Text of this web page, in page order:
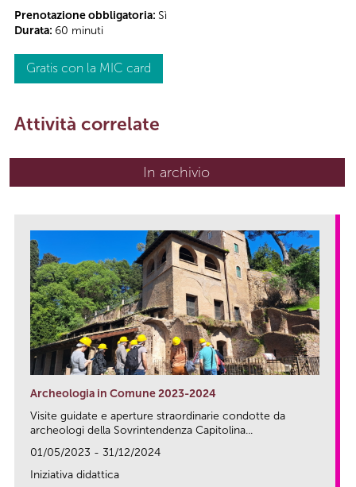
Prenotazione obbligatoria: Sì
Durata: 60 minuti
Gratis con la MIC card
Attività correlate
In archivio
Archeologia in Comune 2023-2024
Visite guidate e aperture straordinarie condotte da
archeologi della Sovrintendenza Capitolina...
01/05/2023 - 31/12/2024
Iniziativa didattica